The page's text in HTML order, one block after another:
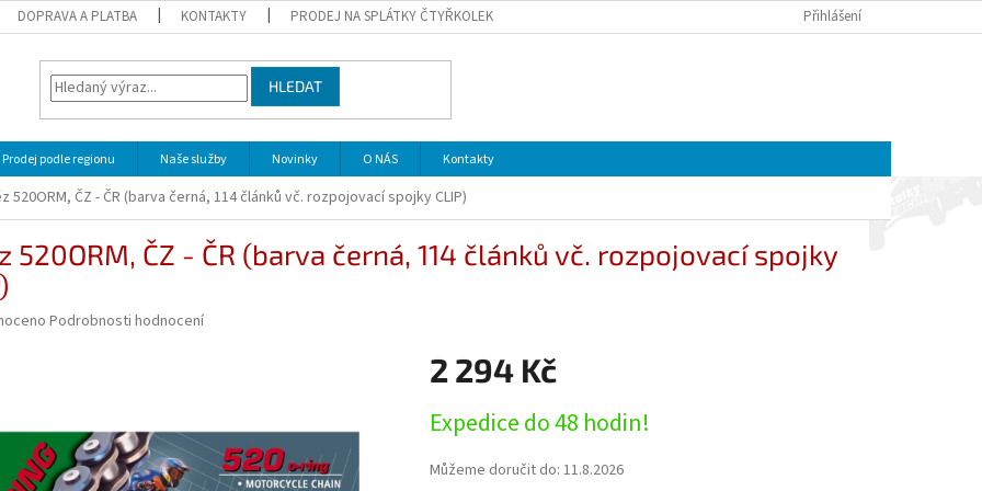
DOPRAVA A PLATBA KONTAKTY PRODEJ NA SPLÁTKY ČTYŘKOLEK A MOTOREK CFMOTO A GOES | ČTYŘKOLKY4U OBCHODNÍ PODMÍNKY
Přihlášení
HLEDAT
Prodej podle regionu Naše služby Novinky O NÁS Kontakty
520ORM, ČZ - ČR (barva černá, 114 článků vč. rozpojovací spojky CLIP)
520ORM, ČZ - ČR (barva černá, 114 článků vč. rozpojovací spojky
Podrobnosti hodnocení
2 294 Kč
cena:
Expedice do 48 hodin!
Můžeme doručit do: 11.8.2026